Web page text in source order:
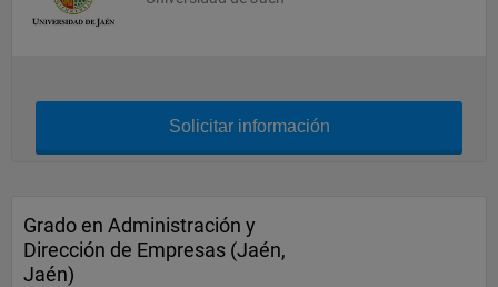
Solicitar información
Grado en Administración y
Dirección de Empresas (Jaén,
Jaén)